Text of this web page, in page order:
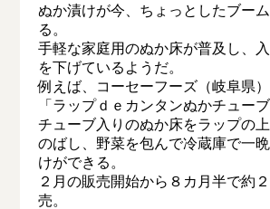
ぬか漬けが今、ちょっとしたブー
る。
手軽な家庭用のぬか床が普及し、
を下げているようだ。
例えば、コーセーフーズ（岐阜県
「ラップｄｅカンタンぬかチューブ
チューブ入りのぬか床をラップの
のばし、野菜を包んで冷蔵庫で一
けができる。
２月の販売開始から８カ月半で約
売。